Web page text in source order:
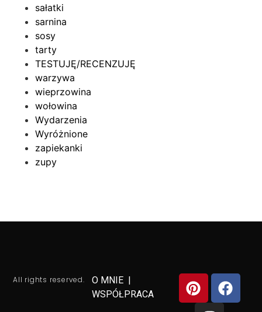
sałatki
sarnina
sosy
tarty
TESTUJĘ/RECENZUJĘ
warzywa
wieprzowina
wołowina
Wydarzenia
Wyróżnione
zapiekanki
zupy
All rights reserved. O MNIE
WSPÓŁPRACA